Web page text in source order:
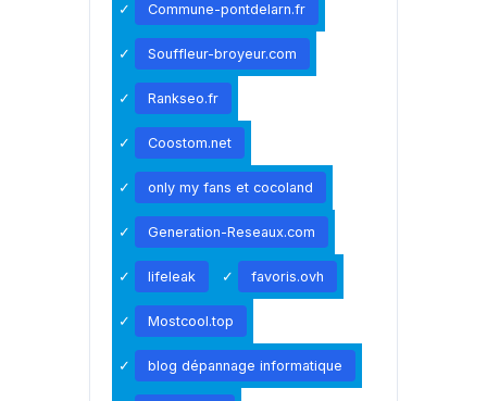
Commune-pontdelarn.fr
Souffleur-broyeur.com
Rankseo.fr
Coostom.net
only my fans et cocoland
Generation-Reseaux.com
lifeleak favoris.ovh
Mostcool.top
blog dépannage informatique